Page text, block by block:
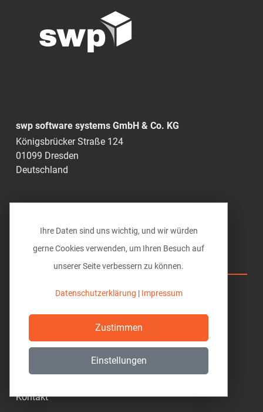
swp software systems GmbH & Co. KG
Königsbrücker Straße 124
01099 Dresden
Deutschland
Vi BIM solutions
Download
Datenschutz
Impressum
Kontakt
Ihre Daten sind uns wichtig, und wir würden
gerne Cookies verwenden, um Ihren Besuch auf
unserer Seite verbessern zu können.
Datenschutzerklärung | Impressum
Zustimmen
Einstellungen